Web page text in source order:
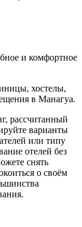
и комфортное
хостелы,
в Манагуа.
рассчитанный
варианты
или типу
отелей без
снять
о своём